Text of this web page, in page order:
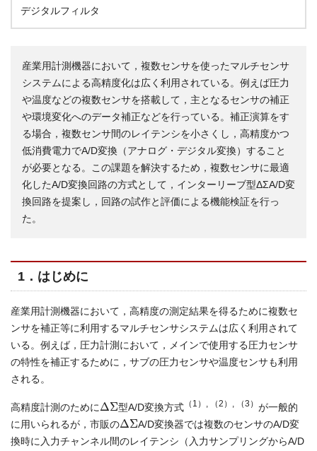
デジタルフィルタ
産業用計測機器において，複数センサを使ったマルチセンサ
システムによる高精度化は広く利用されている。例えば圧力
や温度などの複数センサを搭載して，主となるセンサの補正
や環境変化へのデータ補正などを行っている。補正演算をす
る場合，複数センサ間のレイテンシを小さくし，高精度かつ
低消費電力でA/D変換（アナログ・デジタル変換）すること
が必要となる。この課題を解決するため，複数センサに最適
化したA/D変換回路の方式として，インターリーブ型ΔΣA/D変
換回路を提案し，回路の試作と評価による機能検証を行っ
た。
1．はじめに
産業用計測機器において，高精度の測定結果を得るために複数セ
ンサを補正等に利用するマルチセンサシステムは広く利用されて
いる。例えば，圧力計測において，メインで使用する圧力センサ
の特性を補正するために，サブの圧力センサや温度センサも利用
される。
高精度計測のために Δ Σ型A/D変換方式 （1）, （2）, （3） が一般的
に用いられるが，市販の Δ ΣA/D変換器では複数のセンサのA/D変
換時に入力チャンネル間のレイテンシ（入力サンプリングからA/D